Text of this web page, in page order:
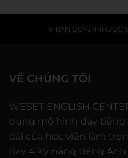
© BẢN QUYỀN THUỘC
VỀ CHÚNG TÔI
WESET ENGLISH
dụng mô hình dạy tiếng
dài của học viên làm
dạy 4 kỹ năng tiếng